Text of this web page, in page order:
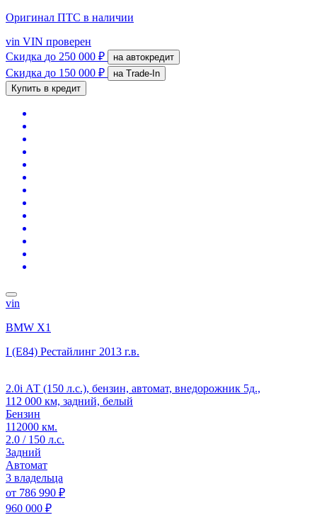
Оригинал ПТС в наличии
vin VIN проверен
Скидка до 250 000 ₽ на автокредит
Скидка до 150 000 ₽
на Trade-In
Купить в кредит
vin
BMW X1
I (E84) Рестайлинг 2013 г.в.
2.0i АТ (150 л.с.), бензин, автомат, внедорожник 5д.,
112 000 км, задний, белый
Бензин
112000 км.
2.0 / 150 л.с.
Задний
Автомат
3 владельца
от 786 990 ₽
960 000 ₽